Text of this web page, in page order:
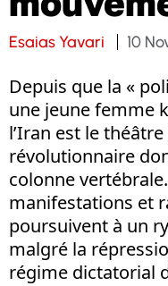
Esaias Yavari 10
Depuis que la «
une jeune femme
l’Iran est le
révolutionnaire
colonne
manifestations et
poursuivent à un
malgré la
régime dictatorial